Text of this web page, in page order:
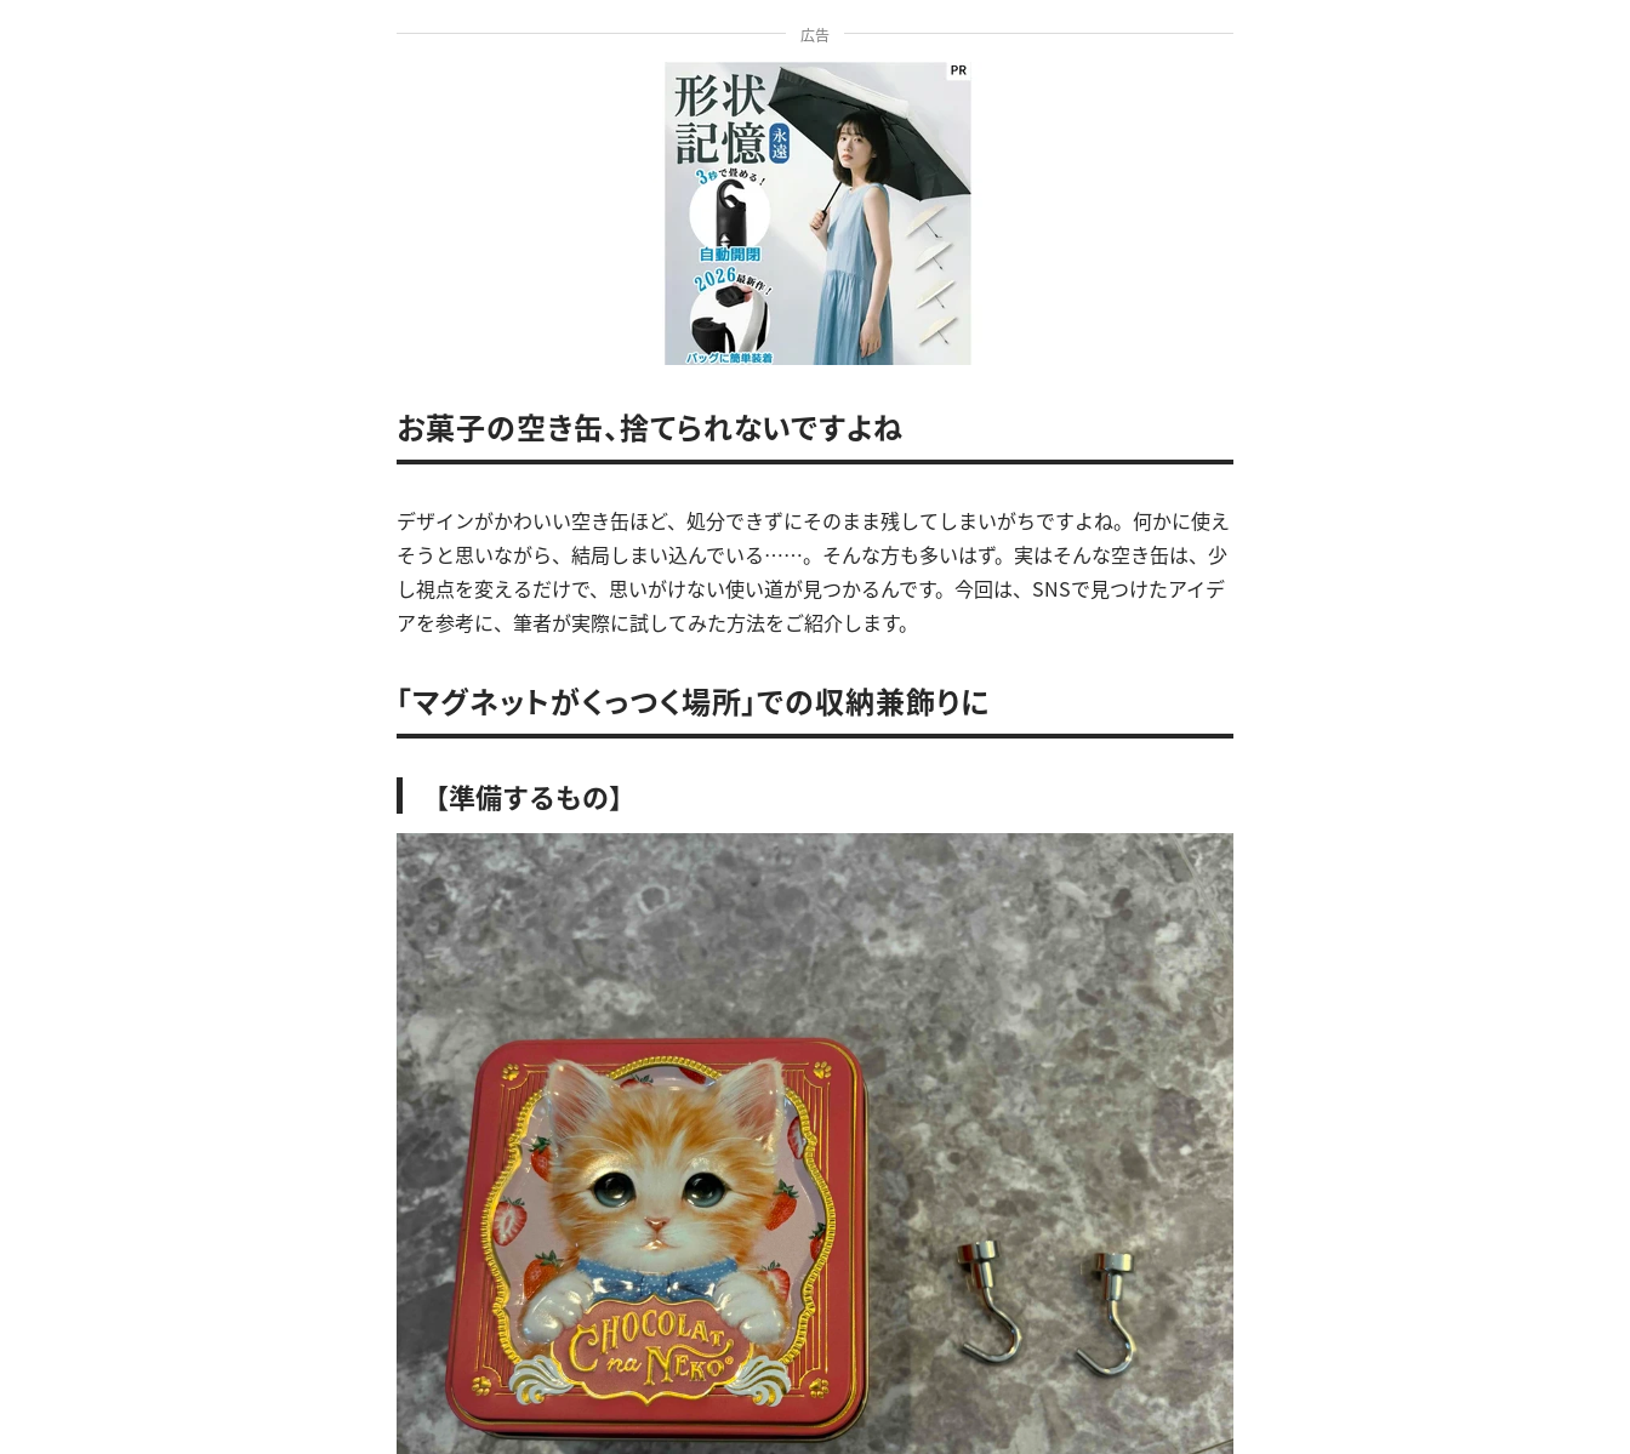
広告
お菓子の空き缶、捨てられないですよね
デザインがかわいい空き缶ほど、処分できずにそのまま残してしまいがちですよね。何かに使え
そうと思いながら、結局しまい込んでいる……。そんな方も多いはず。実はそんな空き缶は、少
し視点を変えるだけで、思いがけない使い道が見つかるんです。今回は、SNSで見つけたアイデ
アを参考に、筆者が実際に試してみた方法をご紹介します。
「マグネットがくっつく場所」での収納兼飾りに
【準備するもの】